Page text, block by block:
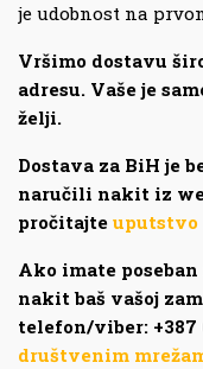
je udobnost na
Vršimo dostavu
adresu. Vaše je
želji.
Dostava za BiH je
naručili nakit iz
pročitajte uputstvo
Ako imate
nakit baš vašoj
telefon/viber: +387
društvenim